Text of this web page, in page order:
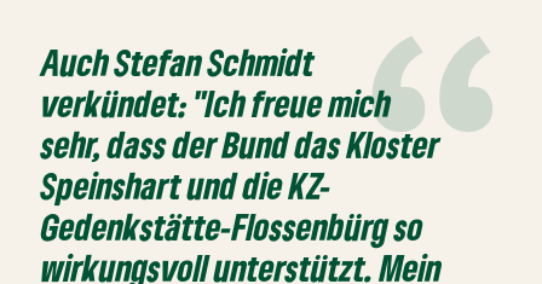
Auch Stefan Schmidt
verkündet: "Ich freue mich
sehr, dass der Bund das Kloster
Speinshart und die KZ-
Gedenkstätte-Flossenbürg so
wirkungsvoll unterstützt. Mein